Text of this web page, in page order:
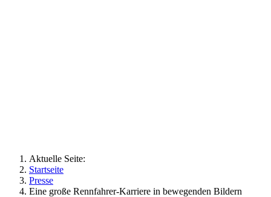
Aktuelle Seite:
Startseite
Presse
Eine große Rennfahrer-Karriere in bewegenden Bildern